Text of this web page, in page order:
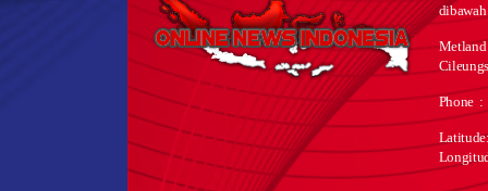
Phone